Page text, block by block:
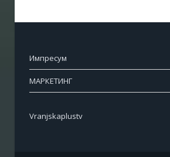
Импресум
МАРКЕТИНГ
Vranjskaplustv